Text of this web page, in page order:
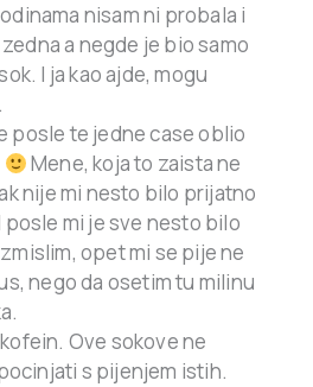
nisam ni probala i
a negde je bio samo
I ja kao ajde, mogu
posle te jedne case oblio
Mene, koja to zaista ne
nije mi nesto bilo prijatno
posle mi je sve nesto bilo
opet mi se pije ne
nego da osetim tu milinu
Ove sokove ne
s pijenjem istih.